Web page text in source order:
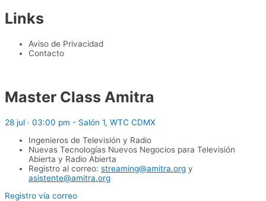
Links
Aviso de Privacidad
Contacto
Master Class Amitra
28 jul · 03:00 pm - Salón 1, WTC CDMX
Ingenieros de Televisión y Radio
Nuevas Tecnologías Nuevos Negocios para Televisión
Abierta y Radio Abierta
Registro al correo: streaming@amitra.org y
asistente@amitra.org
Registro vía correo